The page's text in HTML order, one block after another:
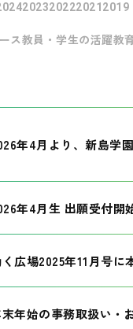
202320222021 2019
ス教員・学生の活躍教
年4月より、新島学
年4月生 出願受付開
広場2025年11月号
年始の事務取扱い・